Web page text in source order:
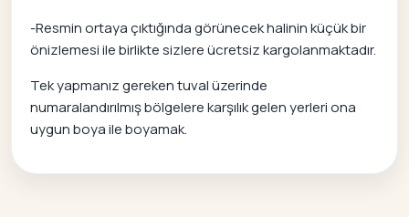
-Resmin ortaya çıktığında görünecek halinin küçük bir
önizlemesi ile birlikte sizlere ücretsiz kargolanmaktadır.
Tek yapmanız gereken tuval üzerinde
numaralandırılmış bölgelere karşılık gelen yerleri ona
uygun boya ile boyamak.